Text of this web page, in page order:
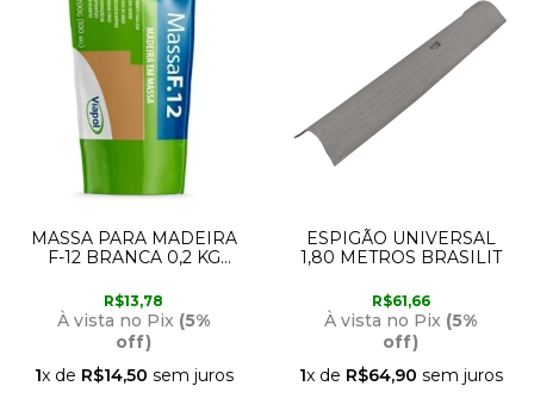
MASSA PARA MADEIRA
F-12 BRANCA 0,2 KG
R$13,78
À vista no Pix (5%
off)
1x de R$14,50 sem juros
ESPIGÃO UNIVERSAL
1,80 METROS BRASILIT
R$61,66
À vista no Pix (5%
off)
1x de R$64,90 sem juros